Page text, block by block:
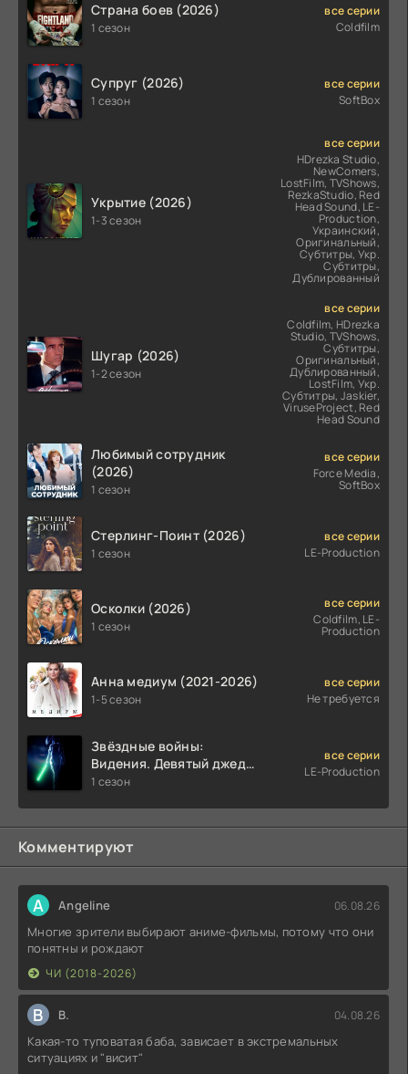
Страна боев (2026)
1 сезон
все серии
Coldfilm
Супруг (2026)
1 сезон
все серии
SoftBox
Укрытие (2026)
1-3 сезон
все серии
HDrezka Studio,
NewComers,
LostFilm, TVShows,
RezkaStudio, Red
Head Sound, LE-
Production,
Украинский,
Оригинальный,
Субтитры, Укр.
Субтитры,
Дублированный
Шугар (2026)
1-2 сезон
все серии
Coldfilm, HDrezka
Studio, TVShows,
Субтитры,
Оригинальный,
Дублированный,
LostFilm, Укр.
Субтитры, Jaskier,
ViruseProject, Red
Head Sound
Любимый сотрудник
(2026)
1 сезон
все серии
Force Media,
SoftBox
Стерлинг-Поинт (2026)
1 сезон
все серии
LE-Production
Осколки (2026)
1 сезон
все серии
Coldfilm, LE-
Production
Анна медиум (2021-2026)
1-5 сезон
все серии
Не требуется
Звёздные войны:
Видения. Девятый джедай
(2026)
1 сезон
все серии
LE-Production
Комментируют
A Angeline 06.08.26
Многие зрители выбирают аниме-фильмы, потому что они
понятны и рождают
ЧИ (2018-2026)
В В. 04.08.26
Какая-то туповатая баба, зависает в экстремальных
ситуациях и "висит"